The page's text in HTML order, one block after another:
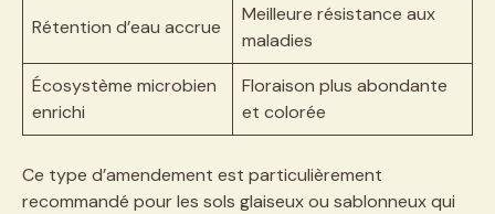
Rétention d’eau accrue
Meilleure résistance aux
maladies
Écosystème microbien
enrichi
Floraison plus abondante
et colorée
Ce type d’amendement est particulièrement
recommandé pour les sols glaiseux ou sablonneux qui